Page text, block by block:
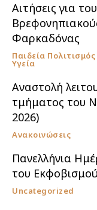
Αιτήσεις για
Φαρκαδόνας
Παιδεία
Υγεία
Αναστολή
τμήματος του
2026)
Ανακοινώσεις
Πανελλήνια
του Εκφοβισμού
Uncategorized